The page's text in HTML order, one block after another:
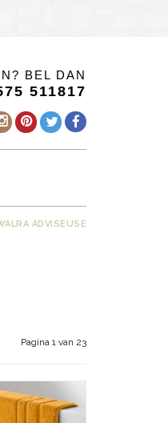
BEL DAN
511817
ADVISEUSE
Pagina 1 van 23